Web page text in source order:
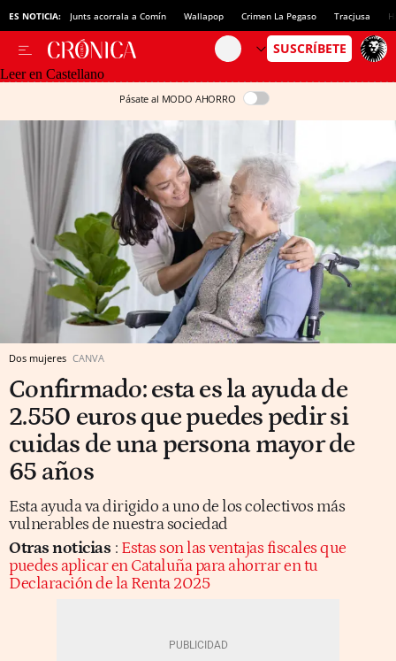
ES NOTICIA: Junts acorrala a Comín Wallapop Crimen La Pegaso Tracjusa
Leer en Castellano
Pásate al MODO AHORRO
Dos mujeres CANVA
Confirmado: esta es la ayuda de
2.550 euros que puedes pedir si
cuidas de una persona mayor de
65 años
Esta ayuda va dirigido a uno de los colectivos más
vulnerables de nuestra sociedad
Otras noticias : Estas son las ventajas fiscales que
puedes aplicar en Cataluña para ahorrar en tu
Declaración de la Renta 2025